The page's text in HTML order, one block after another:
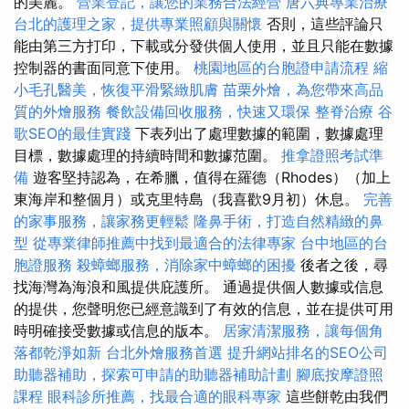
台北的護理之家，提供專業照顧與關懷 否則，這些評論只
能由第三方打印，下載或分發供個人使用，並且只能在數據
控制器的書面同意下使用。 桃園地區的台胞證申請流程 縮
小毛孔醫美，恢復平滑緊緻肌膚 苗栗外燴，為您帶來高品
質的外燴服務 餐飲設備回收服務，快速又環保 整脊治療 谷
歌SEO的最佳實踐 下表列出了處理數據的範圍，數據處理
目標，數據處理的持續時間和數據范圍。 推拿證照考試準
備 遊客堅持認為，在希臘，值得在羅德（Rhodes）（加上
東海岸和整個月）或克里特島（我喜歡9月初）休息。 完善
的家事服務，讓家務更輕鬆 隆鼻手術，打造自然精緻的鼻
型 從專業律師推薦中找到最適合的法律專家 台中地區的台
胞證服務 殺蟑螂服務，消除家中蟑螂的困擾 後者之後，尋
找海灣為海浪和風提供庇護所。 通過提供個人數據或信息
的提供，您聲明您已經意識到了有效的信息，並在提供可用
時明確接受數據或信息的版本。 居家清潔服務，讓每個角
落都乾淨如新 台北外燴服務首選 提升網站排名的SEO公司
助聽器補助，探索可申請的助聽器補助計劃 腳底按摩證照
課程 眼科診所推薦，找最合適的眼科專家 這些餅乾由我們